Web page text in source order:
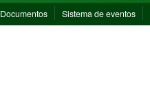
Documentos Sistema de eventos